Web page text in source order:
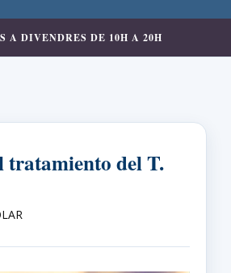
A DIVENDRES DE 10H A 20H
tratamiento del T.